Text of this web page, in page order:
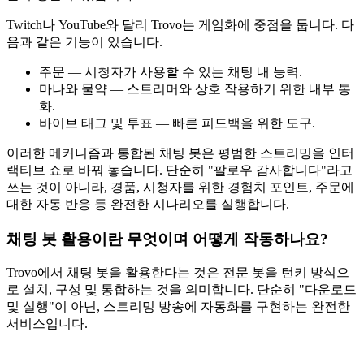
Twitch나 YouTube와 달리 Trovo는 게임화에 중점을 둡니다. 다
음과 같은 기능이 있습니다.
주문 — 시청자가 사용할 수 있는 채팅 내 능력.
마나와 물약 — 스트리머와 상호 작용하기 위한 내부 통
화.
바이브 태그 및 투표 — 빠른 피드백을 위한 도구.
이러한 메커니즘과 통합된 채팅 봇은 평범한 스트리밍을 인터
랙티브 쇼로 바꿔 놓습니다. 단순히 "팔로우 감사합니다"라고
쓰는 것이 아니라, 경품, 시청자를 위한 경험치 포인트, 주문에
대한 자동 반응 등 완전한 시나리오를 실행합니다.
채팅 봇 활용이란 무엇이며 어떻게 작동하나요?
Trovo에서 채팅 봇을 활용한다는 것은 전문 봇을 턴키 방식으
로 설치, 구성 및 통합하는 것을 의미합니다. 단순히 "다운로드
및 실행"이 아닌, 스트리밍 방송에 자동화를 구현하는 완전한
서비스입니다.